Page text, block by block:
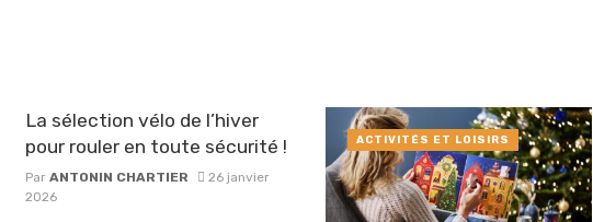
La sélection vélo de l’hiver
pour rouler en toute sécurité !
ParANTONIN CHARTIER
26 janvier
2026
ACTIVITÉS ET LOISIRS